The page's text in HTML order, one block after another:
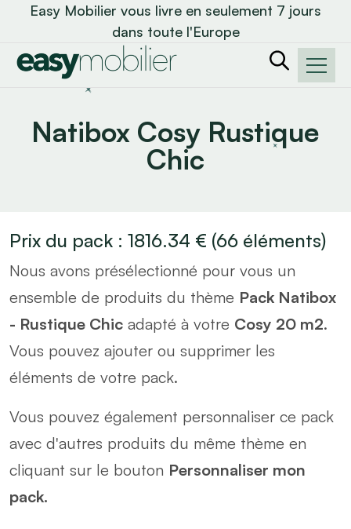
Easy Mobilier vous livre en seulement 7 jours
dans toute l'Europe
Natibox Cosy Rustique
Chic
Prix du pack : 1816.34 € (66 éléments)
Nous avons présélectionné pour vous un
ensemble de produits du thème Pack Natibox
- Rustique Chic adapté à votre Cosy 20 m2.
Vous pouvez ajouter ou supprimer les
éléments de votre pack.
Vous pouvez également personnaliser ce pack
avec d'autres produits du même thème en
cliquant sur le bouton Personnaliser mon
pack.